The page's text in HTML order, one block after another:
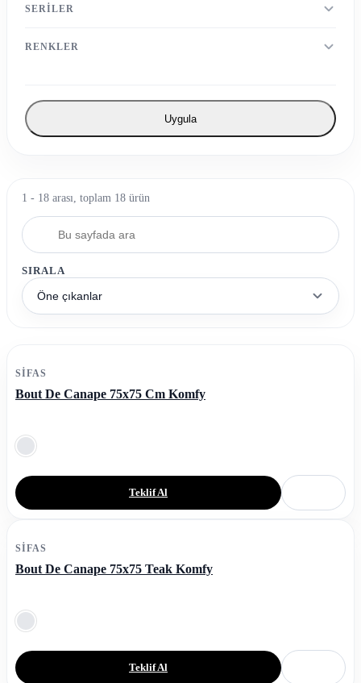
SERILER
RENKLER
Uygula
1 - 18 arası, toplam 18 ürün
SIRALA
Öne çıkanlar
SIFAS
Bout De Canape 75x75 Cm Komfy
Teklif Al
SIFAS
Bout De Canape 75x75 Teak Komfy
Teklif Al